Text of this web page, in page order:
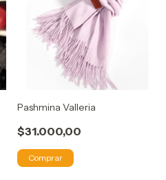
Pashmina Valleria
$31.000,00
Comprar